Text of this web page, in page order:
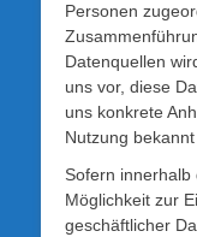
Personen
Datenquellen
uns vor, diese
uns konkrete
Nutzung bekannt
Sofern
Möglichkeit zur
geschäftlicher